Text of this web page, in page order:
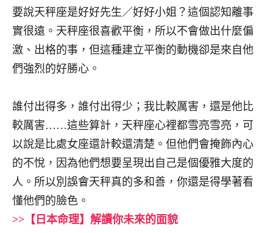
要說天秤座是好好先生／好好小姐？這個認知離事
實很遠。天秤座很喜歡平衡，所以不會做出什麼偏
激、出格的事，但這種建立平衡的動機卻是來自他
們強烈的好勝心。
誰付出得多，誰付出得少；我比較厲害，還是他比
較厲害……這些算計，天秤座心裡都雪亮雪亮，可
以說是比處女座還計較還清楚。但他們會掩飾內心
的不悅，因為他們想要呈現出自己是個優雅大度的
人。所以別誤會天秤真的多和善，你還是得學著看
懂他們的臉色。
>>【日本命理】解讀你未來的面貌